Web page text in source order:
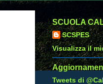
SCUOLA
SCSPES
Visualizza il
Tweets di